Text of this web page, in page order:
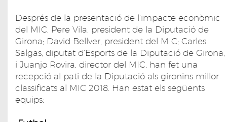
Després de la presentació de l’impacte econòmic
del MIC, Pere Vila, president de la Diputació de
Girona; David Bellver, president del MIC; Carles
Salgas, diputat d’Esports de la Diputació de Girona,
i Juanjo Rovira, director del MIC, han fet una
recepció al pati de la Diputació als gironins millor
classificats al MIC 2018. Han estat els següents
equips: